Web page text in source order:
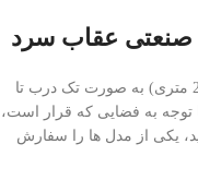
صنعتی عقاب سرد
یخچال ایستاده در ابعاد مختلف (60 سانتی تا 2 متری) به صورت تک درب تا
به فضایی که قرار است،
یکی از مدل ها را سفارش